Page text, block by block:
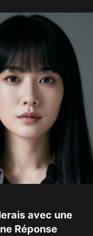
avec une
Réponse